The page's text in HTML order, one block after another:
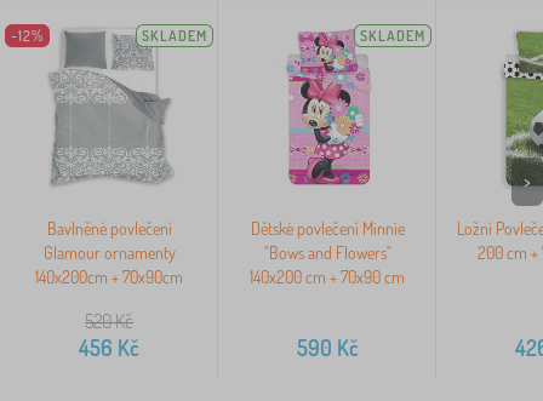
-12% SKLADEM
Bavlněné povlečení
Glamour ornamenty
140x200cm + 70x90cm
520Kč
456 Kč
SKLADEM
Dětské povlečení Minnie
"Bows and Flowers"
140x200 cm + 70x90 cm
590 Kč
Ložní
200 cm +
>